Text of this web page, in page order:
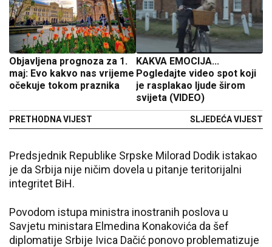
Objavljena prognoza za 1.
maj: Evo kakvo nas vrijeme
očekuje tokom praznika
PRETHODNA VIJEST
KAKVA EMOCIJA...
Pogledajte video spot koji
je rasplakao ljude širom
svijeta (VIDEO)
SLJEDEĆA VIJEST
Predsjednik Republike Srpske Milorad Dodik istakao
je da Srbija nije ničim dovela u pitanje teritorijalni
integritet BiH.
Povodom istupa ministra inostranih poslova u
Savjetu ministara Elmedina Konakovića da šef
diplomatije Srbije Ivica Dačić ponovo problematizuje